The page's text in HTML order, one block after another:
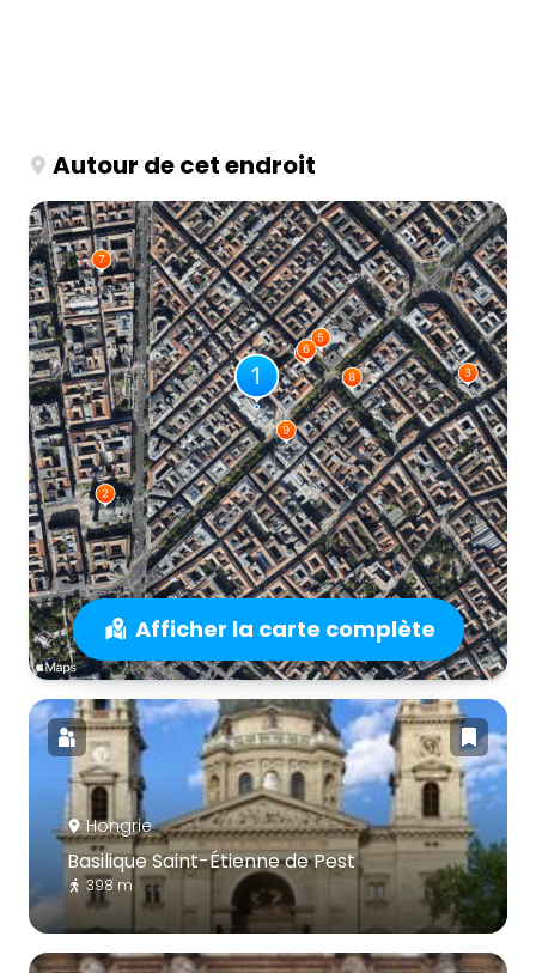
Autour de cet endroit
Afficher la carte complète
Hongrie
Basilique Saint-Étienne de Pest
398 m